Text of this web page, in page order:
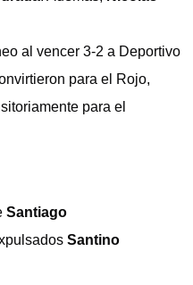
al vencer 3-2 a Deportivo
para el Rojo,
para el
Santiago
Santino